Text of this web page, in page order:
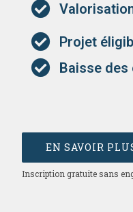
Projet
Baisse des
EN SAVOIR
Inscription gratuite sans